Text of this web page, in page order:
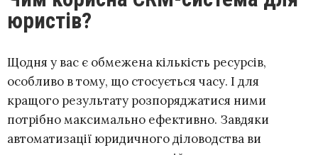
юристів?
Щодня у вас є обмежена кількість ресурсів,
особливо в тому, що стосується часу. І для
кращого результату розпоряджатися ними
потрібно максимально ефективно. Завдяки
автоматизації юридичного діловодства ви